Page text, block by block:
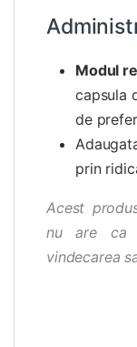
Modul
capsula
de
prin
Acest
nu are ca
vindecarea